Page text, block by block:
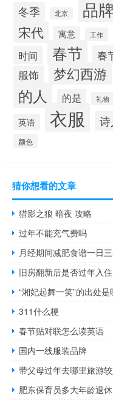
冬季 北京 品牌
宋代 寓意 工作
时间 春节 春
服饰 梦幻西游
的人 的是 礼物
英语 衣服 诗
颜色
猜你想看的文章
猎影之狼 暗夜 攻略
过年不能充气费吗
月经期间减肥食谱一日
旧房翻新后是否过年入住
“湘妃起舞一笑”的出处是
311什么梗
春节贴对联怎么读英语
国内一线服装品牌
带父母过年去哪里旅游
肥东保育员多大年龄退休